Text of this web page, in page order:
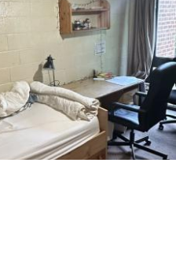
dans le quartier du Biéreau,
de 5, à louer pour
situé dans un quartier calme et
tiroirs et matelas, garde robe,
à roulettes, armoire basse...